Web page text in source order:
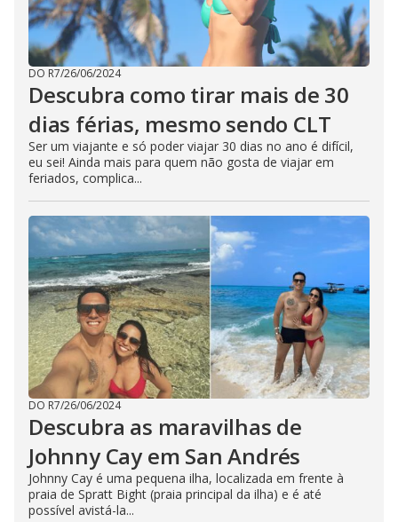
DO R7/26/06/2024
Descubra como tirar mais de 30
dias férias, mesmo sendo CLT
Ser um viajante e só poder viajar 30 dias no ano é difícil,
eu sei! Ainda mais para quem não gosta de viajar em
feriados, complica...
DO R7/26/06/2024
Descubra as maravilhas de
Johnny Cay em San Andrés
Johnny Cay é uma pequena ilha, localizada em frente à
praia de Spratt Bight (praia principal da ilha) e é até
possível avistá-la...